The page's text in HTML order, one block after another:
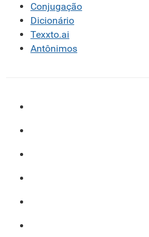
Conjugação
Dicionário
Texxto.ai
Antônimos